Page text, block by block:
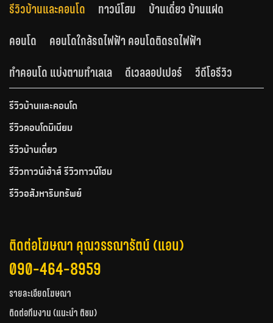
รีวิวบ้านและคอนโด ทาวน์โฮม
บ้านเดี่ยว บ้านแฝด
คอนโด
คอนโดใกล้รถไฟฟ้า คอนโดติดรถไฟฟ้า
ทำคอนโด แบ่งตามทำเลเล
ดีเวลลอปเปอร์ วีดีโอรีวิว
รีวิวบ้านและคอนโด
รีวิวคอนโดมิเนียม
รีวิวบ้านเดี่ยว
รีวิวทาวน์เฮ้าส์ รีวิวทาวน์โฮม
รีวิวอสังหาริมทรัพย์
ติดต่อโฆษณา คุณวรรณารัตน์ (แอน)
090-464-8959
รายละเอียดโฆษณา
ติดต่อทีมงาน (แนะนำ ติชม)